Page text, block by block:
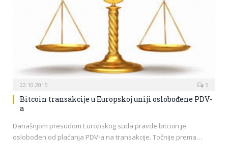
22.10.2015 5
Bitcoin transakcije u Europskoj uniji oslobođene PDV-
a
Današnjom presudom Europskog suda pravde bitcoin je
oslobođen od plaćanja PDV-a na transakcije. Točnije prema…